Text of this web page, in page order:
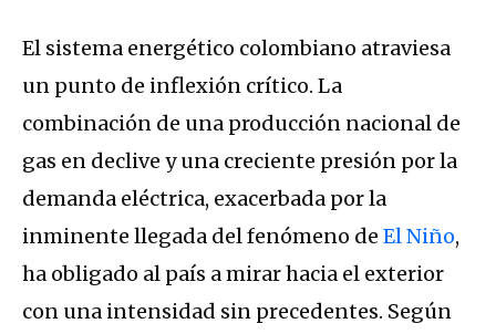
El sistema energético colombiano atraviesa
un punto de inflexión crítico. La
combinación de una producción nacional de
gas en declive y una creciente presión por la
demanda eléctrica, exacerbada por la
inminente llegada del fenómeno de El Niño,
ha obligado al país a mirar hacia el exterior
con una intensidad sin precedentes. Según